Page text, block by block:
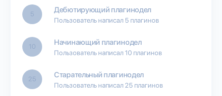
5 Дебютирующий плагинодел
Пользователь написал 5 плагинов
10 Начинающий плагинодел
Пользователь написал 10 плагинов
25 Старательный плагинодел
Пользователь написал 25 плагинов